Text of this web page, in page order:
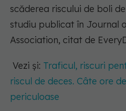
scăderea riscului de boli
studiu publicat în Journal
Association, citat de
Vezi și: Traficul, riscuri
riscul de deces. Câte ore
periculoase